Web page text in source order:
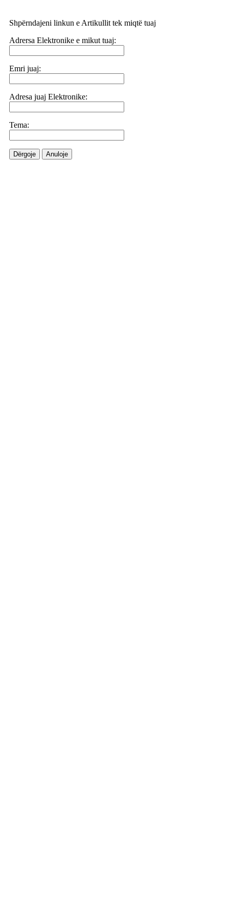
Shpërndajeni linkun e Artikullit tek miqtë tuaj
Adrersa Elektronike e mikut tuaj:
Emri juaj:
Adresa juaj Elektronike:
Tema:
Dërgoje Anuloje